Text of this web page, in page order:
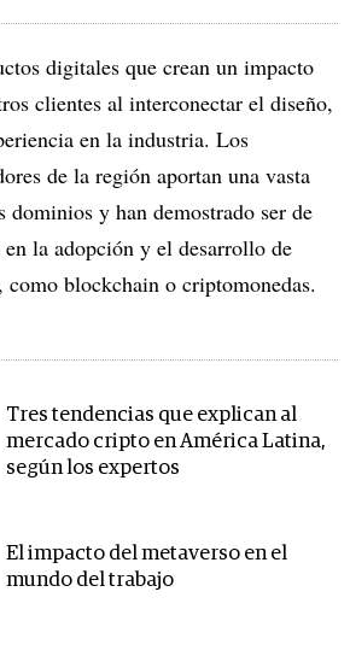
digitales que crean un impacto
clientes al interconectar el diseño,
en la industria. Los
de la región aportan una vasta
dominios y han demostrado ser de
la adopción y el desarrollo de
como blockchain o criptomonedas.
Tres tendencias que explican al
mercado cripto en América Latina,
según los expertos
El impacto del metaverso en el
mundo del trabajo